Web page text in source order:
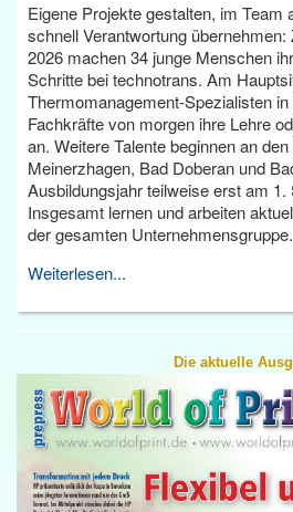
Eigene Projekte gestalten, im Team
schnell Verantwortung
2026 machen 34 junge Menschen
Schritte bei technotrans. Am
Thermomanagement-Spezialisten
Fachkräfte von morgen ihre Lehre
an. Weitere Talente beginnen an
Meinerzhagen, Bad Doberan und
Ausbildungsjahr teilweise erst am 1.
Insgesamt lernen und arbeiten
der gesamten Unternehmensgruppe.
Weiterlesen...
Die aktuelle